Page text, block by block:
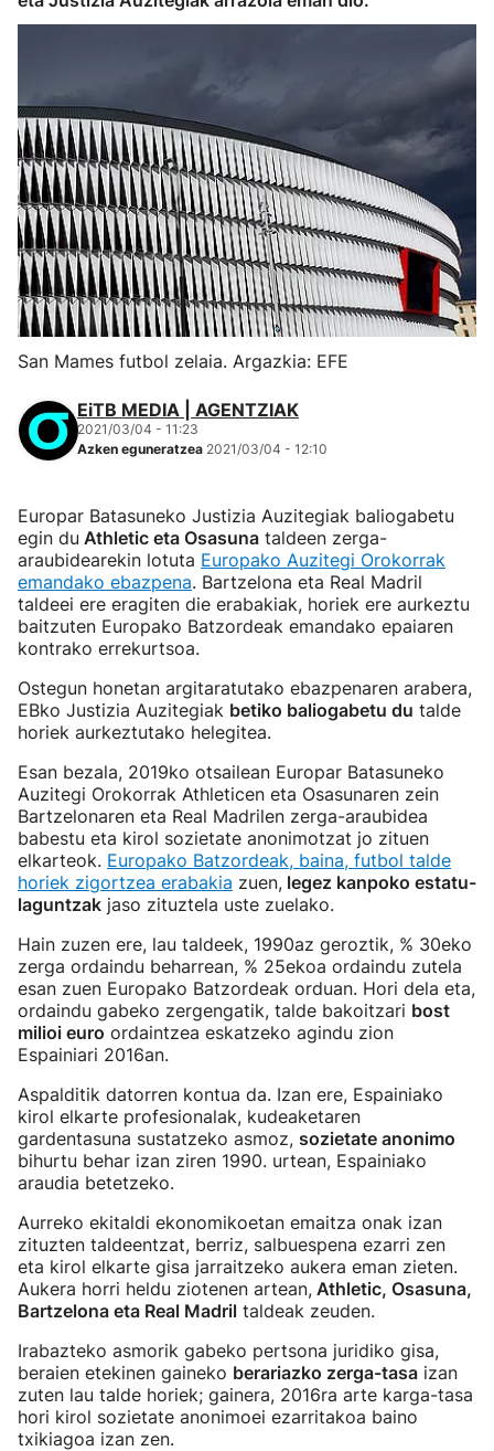
San Mames futbol zelaia. Argazkia: EFE
EiTB MEDIA | AGENTZIAK
2021/03/04 - 11:23
Azken eguneratzea 2021/03/04 - 12:10
Europar Batasuneko Justizia Auzitegiak baliogabetu
egin du Athletic eta Osasuna taldeen zerga-
araubidearekin lotuta Europako Auzitegi Orokorrak
emandako ebazpena. Bartzelona eta Real Madril
taldeei ere eragiten die erabakiak, horiek ere aurkeztu
baitzuten Europako Batzordeak emandako epaiaren
kontrako errekurtsoa.
Ostegun honetan argitaratutako ebazpenaren arabera,
EBko Justizia Auzitegiak betiko baliogabetu du talde
horiek aurkeztutako helegitea.
Esan bezala, 2019ko otsailean Europar Batasuneko
Auzitegi Orokorrak Athleticen eta Osasunaren zein
Bartzelonaren eta Real Madrilen zerga-araubidea
babestu eta kirol sozietate anonimotzat jo zituen
elkarteok. Europako Batzordeak, baina, futbol talde
horiek zigortzea erabakia zuen, legez kanpoko estatu-
laguntzak jaso zituztela uste zuelako.
Hain zuzen ere, lau taldeek, 1990az geroztik, % 30eko
zerga ordaindu beharrean, % 25ekoa ordaindu zutela
esan zuen Europako Batzordeak orduan. Hori dela eta,
ordaindu gabeko zergengatik, talde bakoitzari bost
milioi euro ordaintzea eskatzeko agindu zion
Espainiari 2016an.
Aspalditik datorren kontua da. Izan ere, Espainiako
kirol elkarte profesionalak, kudeaketaren
gardentasuna sustatzeko asmoz, sozietate anonimo
bihurtu behar izan ziren 1990. urtean, Espainiako
araudia betetzeko.
Aurreko ekitaldi ekonomikoetan emaitza onak izan
zituzten taldeentzat, berriz, salbuespena ezarri zen
eta kirol elkarte gisa jarraitzeko aukera eman zieten.
Aukera horri heldu ziotenen artean, Athletic, Osasuna,
Bartzelona eta Real Madril taldeak zeuden.
Irabazteko asmorik gabeko pertsona juridiko gisa,
beraien etekinen gaineko berariazko zerga-tasa izan
zuten lau talde horiek; gainera, 2016ra arte karga-tasa
hori kirol sozietate anonimoei ezarritakoa baino
txikiagoa izan zen.